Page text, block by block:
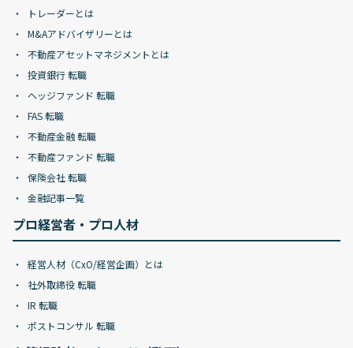
トレーダーとは
M&Aアドバイザリーとは
不動産アセットマネジメントとは
投資銀行 転職
ヘッジファンド 転職
FAS 転職
不動産金融 転職
不動産ファンド 転職
保険会社 転職
金融記事一覧
プロ経営者・プロ人材
経営人材（CxO/経営企画）とは
社外取締役 転職
IR 転職
ポストコンサル 転職